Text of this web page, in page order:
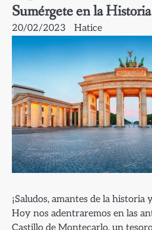
Sumérgete en la Historia
20/02/2023 Hatice
¡Saludos, amantes de la
Hoy nos adentraremos en las
Castillo de Montecarlo, un